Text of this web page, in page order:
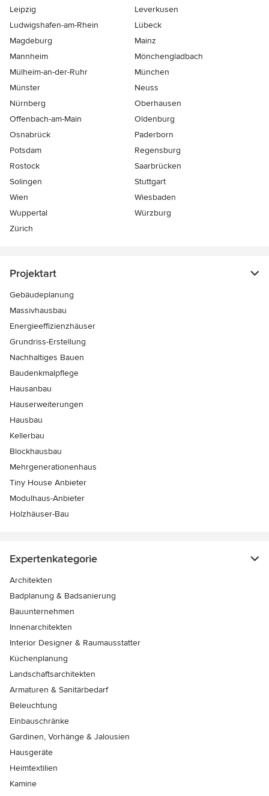
Leipzig
Leverkusen
Ludwigshafen-am-Rhein
Lübeck
Magdeburg
Mainz
Mannheim
Mönchen­gladbach
Mülheim-an-der-Ruhr
München
Münster
Neuss
Nürnberg
Oberhausen
Offenbach-am-Main
Oldenburg
Osnabrück
Paderborn
Potsdam
Regensburg
Rostock
Saarbrücken
Solingen
Stuttgart
Wien
Wiesbaden
Wuppertal
Würzburg
Zürich
Projektart
Gebäudeplanung
Massivhausbau
Energieeffizienzhäuser
Grundriss-Erstellung
Nachhaltiges Bauen
Baudenkmalpflege
Hausanbau
Hauserweiterungen
Hausbau
Kellerbau
Blockhausbau
Mehrgenerationenhaus
Tiny House Anbieter
Modulhaus-Anbieter
Holzhäuser-Bau
Expertenkategorie
Architekten
Badplanung & Badsanierung
Bauunternehmen
Innenarchitekten
Interior Designer & Raumausstatter
Küchenplanung
Landschaftsarchitekten
Armaturen & Sanitärbedarf
Beleuchtung
Einbauschränke
Gardinen, Vorhänge & Jalousien
Hausgeräte
Heimtextilien
Kamine